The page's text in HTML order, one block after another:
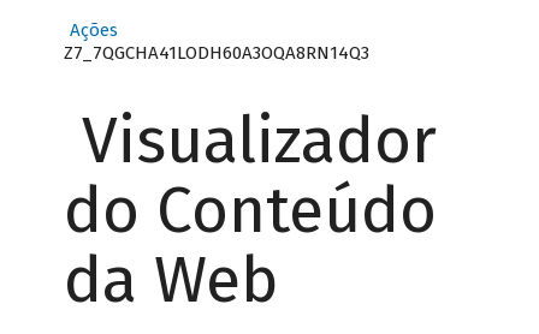
Ações
Z7_7QGCHA41LODH60A3OQA8RN14Q3
Visualizador
do Conteúdo
da Web